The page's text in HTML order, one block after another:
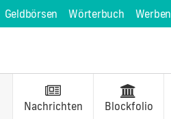
Geldbörsen Wörterbuch Werben
Nachrichten Blockfolio